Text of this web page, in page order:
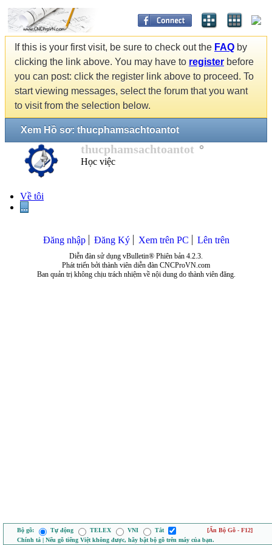
If this is your first visit, be sure to check out the FAQ by
clicking the link above. You may have to register before
you can post: click the register link above to proceed. To
start viewing messages, select the forum that you want
to visit from the selection below.
Xem Hồ sơ: thucphamsachtoantot
thucphamsachtoantot
Học việc
Về tôi
...
Đăng nhập Đăng Ký Xem trên PC Lên trên
Diễn đàn sử dụng vBulletin® Phiên bản 4.2.3.
Phát triển bởi thành viên diễn đàn CNCProVN.com
Ban quản trị không chịu trách nhiệm về nội dung do thành viên đăng.
Bộ gõ: Tự động TELEX VNI Tắt
[Ẩn Bộ Gõ - F12]
Chính tả | Nếu gõ tiếng Việt không được, hãy bật bộ gõ trên máy của bạn.